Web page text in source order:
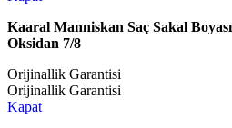
Kaaral Manniskan Saç Sakal
Oksidan 7/8
Orijinallik Garantisi
Orijinallik Garantisi
Kapat